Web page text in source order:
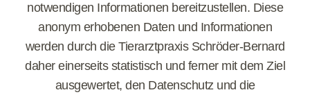
notwendigen Informationen bereitzustellen. Diese
anonym erhobenen Daten und Informationen
werden durch die Tierarztpraxis Schröder-Bernard
daher einerseits statistisch und ferner mit dem Ziel
ausgewertet, den Datenschutz und die